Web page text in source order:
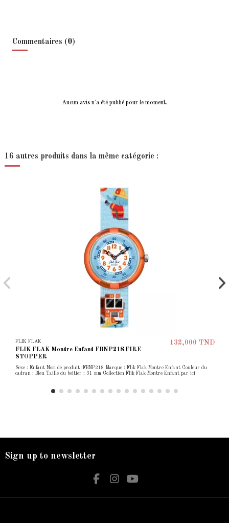
Commentaires (0)
Aucun avis n'a été publié pour le moment.
16 autres produits dans la même catégorie :
FLIK FLAK
FLIK FLAK Montre Enfant FBNP218 FIRE
STOPPER
132,000 TND
Sexe : Enfant Nom de produit :FBNP218 Marque : Flik Flak Montre Enfant Couleur du
cadran : Bleu Taille du boîtier : 31 mm Collection Flik Flak Montre Enfant par ici
Sign up to newsletter